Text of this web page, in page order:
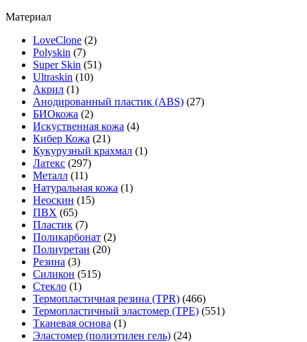
Материал
LoveClone (2)
Polyskin (7)
Super Skin (51)
Ultraskin (10)
Акрил (1)
Анодированный пластик (ABS) (27)
БИОкожа (2)
Искуственная кожа (4)
Кибер Кожа (21)
Кукурузный крахмал (1)
Латекс (297)
Металл (11)
Натуральная кожа (1)
Неоскин (15)
ПВХ (65)
Пластик (7)
Поликарбонат (2)
Полиуретан (20)
Резина (3)
Силикон (515)
Стекло (1)
Термопластичная резина (TPR) (466)
Термопластичный эластомер (TPE) (551)
Тканевая основа (1)
Эластомер (полиэтилен гель) (24)